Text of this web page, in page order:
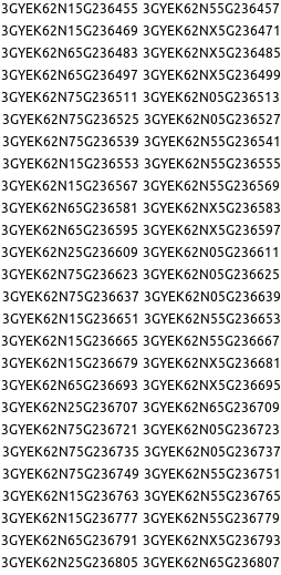
3GYEK62N15G236455 3GYEK62N55G236457
3GYEK62N15G236469 3GYEK62NX5G236471
3GYEK62N65G236483 3GYEK62NX5G236485
3GYEK62N65G236497 3GYEK62NX5G236499
3GYEK62N75G236511 3GYEK62N05G236513
3GYEK62N75G236525 3GYEK62N05G236527
3GYEK62N75G236539 3GYEK62N55G236541
3GYEK62N15G236553 3GYEK62N55G236555
3GYEK62N15G236567 3GYEK62N55G236569
3GYEK62N65G236581 3GYEK62NX5G236583
3GYEK62N65G236595 3GYEK62NX5G236597
3GYEK62N25G236609 3GYEK62N05G236611
3GYEK62N75G236623 3GYEK62N05G236625
3GYEK62N75G236637 3GYEK62N05G236639
3GYEK62N15G236651 3GYEK62N55G236653
3GYEK62N15G236665 3GYEK62N55G236667
3GYEK62N15G236679 3GYEK62NX5G236681
3GYEK62N65G236693 3GYEK62NX5G236695
3GYEK62N25G236707 3GYEK62N65G236709
3GYEK62N75G236721 3GYEK62N05G236723
3GYEK62N75G236735 3GYEK62N05G236737
3GYEK62N75G236749 3GYEK62N55G236751
3GYEK62N15G236763 3GYEK62N55G236765
3GYEK62N15G236777 3GYEK62N55G236779
3GYEK62N65G236791 3GYEK62NX5G236793
3GYEK62N25G236805 3GYEK62N65G236807